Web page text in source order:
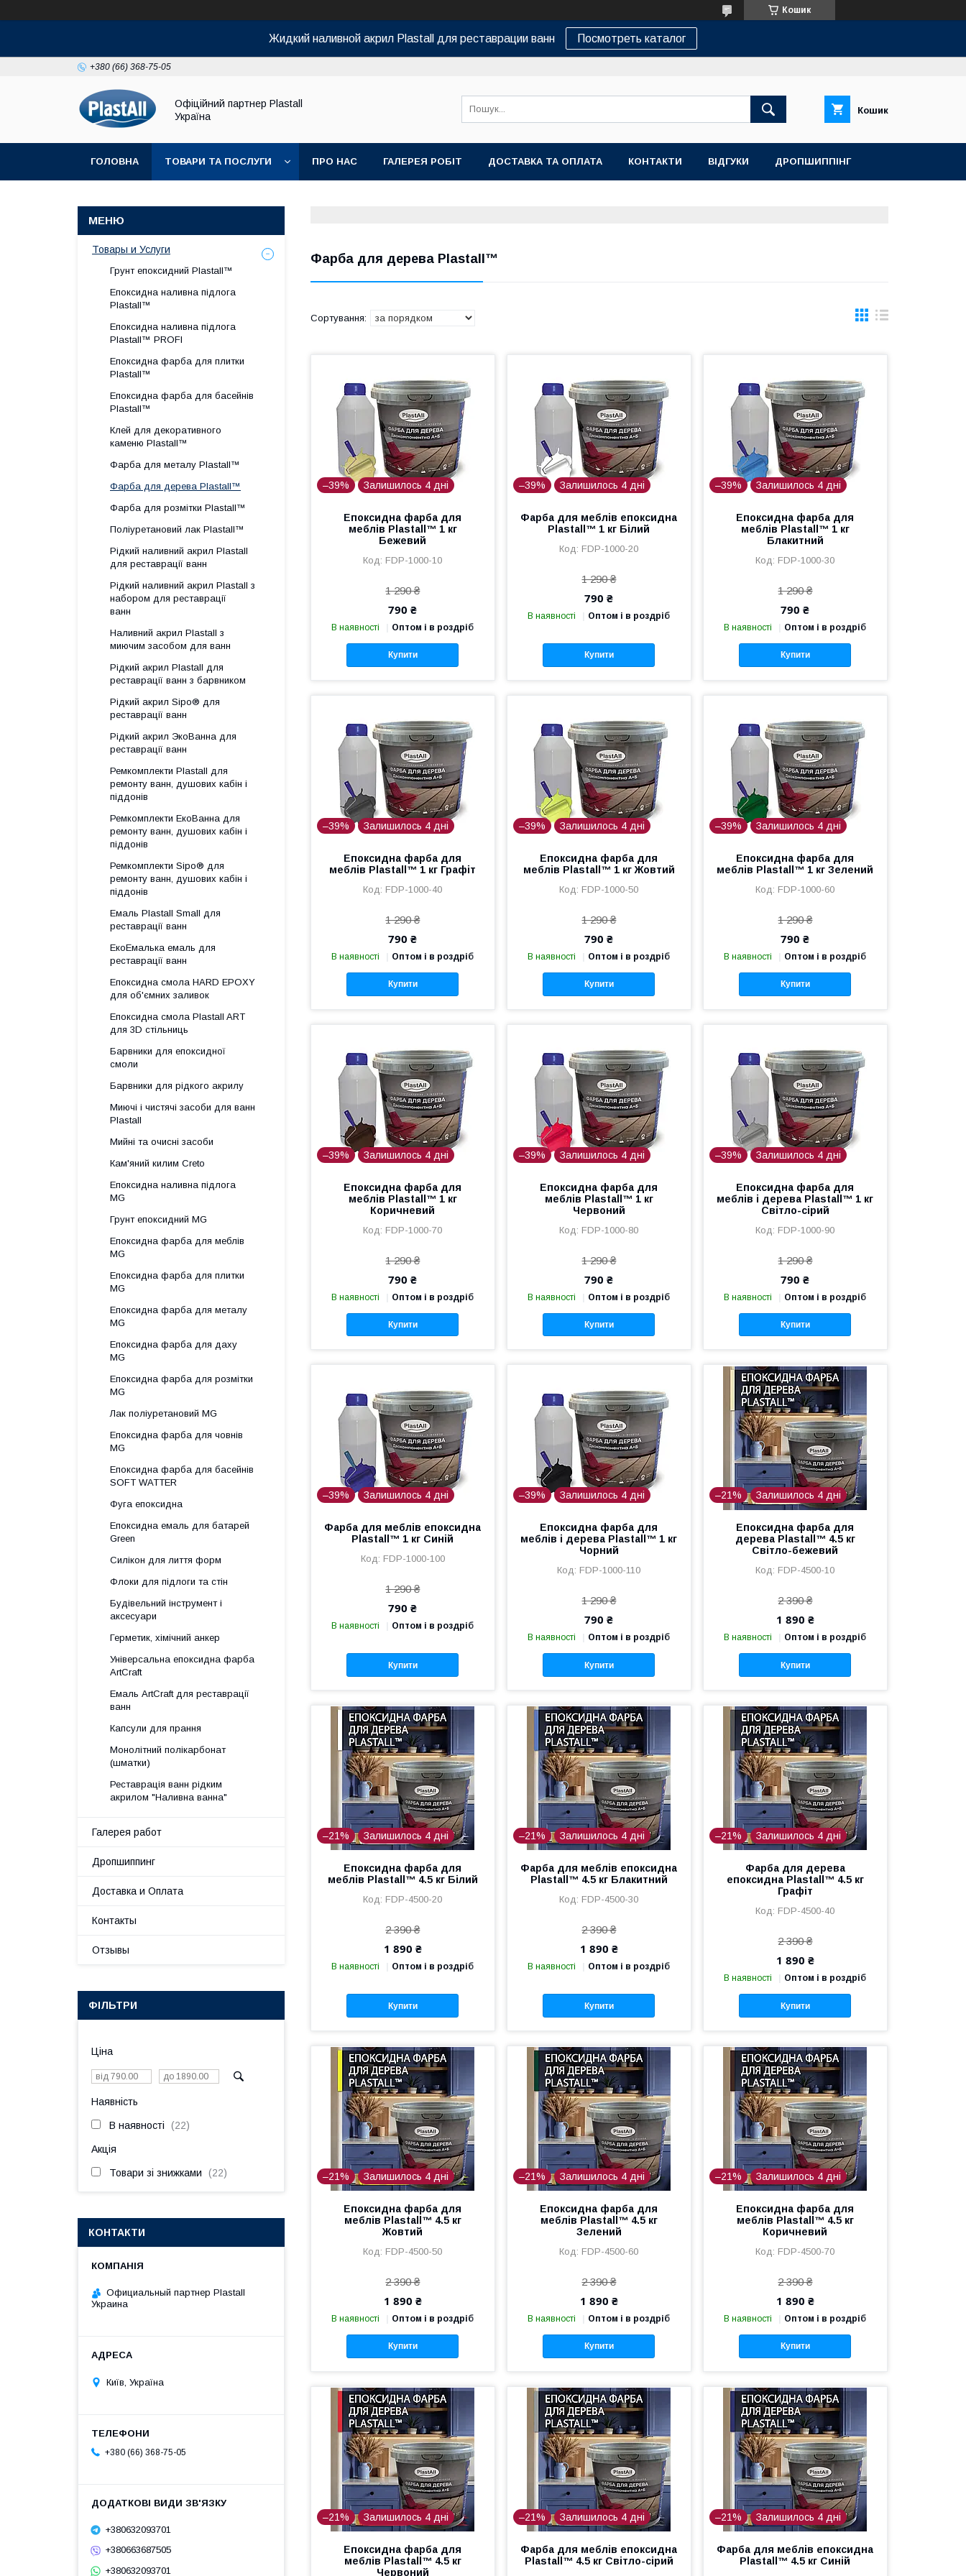
Кошик
Жидкий наливной акрил Plastall для реставрации ванн Посмотреть каталог
+380 (66) 368-75-05
Офіційний партнер Plastall
Україна
Кошик
ГОЛОВНА ТОВАРИ ТА ПОСЛУГИ ПРО НАС ГАЛЕРЕЯ РОБІТ ДОСТАВКА ТА ОПЛАТА КОНТАКТИ ВІДГУКИ ДРОПШИППІНГ
Фарба для дерева Plastall™
–39% Залишилось 4 дні
Епоксидна фарба для
меблів Plastall™ 1 кг
Бежевий
FDP-1000-10
1 290 ₴
790 ₴
В наявності Оптом і в роздріб
Купити
–39% Залишилось 4 дні
Фарба для меблів епоксидна
Plastall™ 1 кг Білий
FDP-1000-20
1 290 ₴
790 ₴
В наявності Оптом і в роздріб
Купити
–39% Залишилось 4 дні
Епоксидна фарба для
меблів Plastall™ 1 кг
Блакитний
FDP-1000-30
1 290 ₴
790 ₴
В наявності Оптом і в роздріб
Купити
–39% Залишилось 4 дні
Епоксидна фарба для
меблів Plastall™ 1 кг Графіт
FDP-1000-40
1 290 ₴
790 ₴
В наявності Оптом і в роздріб
Купити
–39% Залишилось 4 дні
Епоксидна фарба для
меблів Plastall™ 1 кг Жовтий
FDP-1000-50
1 290 ₴
790 ₴
В наявності Оптом і в роздріб
Купити
–39% Залишилось 4 дні
Епоксидна фарба для
меблів Plastall™ 1 кг Зелений
FDP-1000-60
1 290 ₴
790 ₴
В наявності Оптом і в роздріб
Купити
–39% Залишилось 4 дні
Епоксидна фарба для
меблів Plastall™ 1 кг
Коричневий
FDP-1000-70
1 290 ₴
790 ₴
В наявності Оптом і в роздріб
Купити
–39% Залишилось 4 дні
Епоксидна фарба для
меблів Plastall™ 1 кг
Червоний
FDP-1000-80
1 290 ₴
790 ₴
В наявності Оптом і в роздріб
Купити
–39% Залишилось 4 дні
Епоксидна фарба для
меблів і дерева Plastall™ 1 кг
Світло-сірий
FDP-1000-90
1 290 ₴
790 ₴
В наявності Оптом і в роздріб
Купити
–39% Залишилось 4 дні
Фарба для меблів епоксидна
Plastall™ 1 кг Синій
FDP-1000-100
1 290 ₴
790 ₴
В наявності Оптом і в роздріб
Купити
–39% Залишилось 4 дні
Епоксидна фарба для
меблів і дерева Plastall™ 1 кг
Чорний
FDP-1000-110
1 290 ₴
790 ₴
В наявності Оптом і в роздріб
Купити
–21% Залишилось 4 дні
Епоксидна фарба для
дерева Plastall™ 4.5 кг
Світло-бежевий
FDP-4500-10
2 390 ₴
1 890 ₴
В наявності Оптом і в роздріб
Купити
–21% Залишилось 4 дні
Епоксидна фарба для
меблів Plastall™ 4.5 кг Білий
FDP-4500-20
2 390 ₴
1 890 ₴
В наявності Оптом і в роздріб
Купити
–21% Залишилось 4 дні
Фарба для меблів епоксидна
Plastall™ 4.5 кг Блакитний
FDP-4500-30
2 390 ₴
1 890 ₴
В наявності Оптом і в роздріб
Купити
–21% Залишилось 4 дні
Фарба для дерева
епоксидна Plastall™ 4.5 кг
Графіт
FDP-4500-40
2 390 ₴
1 890 ₴
В наявності Оптом і в роздріб
Купити
–21% Залишилось 4 дні
Епоксидна фарба для
меблів Plastall™ 4.5 кг
Жовтий
FDP-4500-50
2 390 ₴
1 890 ₴
В наявності Оптом і в роздріб
Купити
–21% Залишилось 4 дні
Епоксидна фарба для
меблів Plastall™ 4.5 кг
Зелений
FDP-4500-60
2 390 ₴
1 890 ₴
В наявності Оптом і в роздріб
Купити
–21% Залишилось 4 дні
Епоксидна фарба для
меблів Plastall™ 4.5 кг
Коричневий
FDP-4500-70
2 390 ₴
1 890 ₴
В наявності Оптом і в роздріб
Купити
–21% Залишилось 4 дні
Епоксидна фарба для
меблів Plastall™ 4.5 кг
Червоний
–21% Залишилось 4 дні
Фарба для меблів епоксидна
Plastall™ 4.5 кг Світло-сірий
–21% Залишилось 4 дні
Фарба для меблів епоксидна
Plastall™ 4.5 кг Синій
Товары и Услуги
Грунт епоксидний Plastall™
Епоксидна наливна підлога
Plastall™
Епоксидна наливна підлога
Plastall™ PROFI
Епоксидна фарба для плитки
Plastall™
Епоксидна фарба для басейнів
Plastall™
Клей для декоративного
каменю Plastall™
Фарба для металу Plastall™
Фарба для дерева Plastall™
Фарба для розмітки Plastall™
Поліуретановий лак Plastall™
Рідкий наливний акрил Plastall
для реставрації ванн
Рідкий наливний акрил Plastall з
набором для реставрації
ванн
Наливний акрил Plastall з
миючим засобом для ванн
Рідкий акрил Plastall для
реставрації ванн з барвником
Рідкий акрил Sipo® для
реставрації ванн
Рідкий акрил ЭкоВанна для
реставрації ванн
Ремкомплекти Plastall для
ремонту ванн, душових кабін і
піддонів
Ремкомплекти ЕкоВанна для
ремонту ванн, душових кабін і
піддонів
Ремкомплекти Sipo® для
ремонту ванн, душових кабін і
піддонів
Емаль Plastall Small для
реставрації ванн
ЕкоЕмалька емаль для
реставрації ванн
Епоксидна смола HARD EPOXY
для об'ємних заливок
Епоксидна смола Plastall ART
для 3D стільниць
Барвники для епоксидної
смоли
Барвники для рідкого акрилу
Миючі і чистячі засоби для ванн
Plastall
Мийні та очисні засоби
Кам'яний килим Creto
Епоксидна наливна підлога
MG
Грунт епоксидний MG
Епоксидна фарба для меблів
MG
Епоксидна фарба для плитки
MG
Епоксидна фарба для металу
MG
Епоксидна фарба для даху
MG
Епоксидна фарба для розмітки
MG
Лак поліуретановий MG
Епоксидна фарба для човнів
MG
Епоксидна фарба для басейнів
SOFT WATTER
Фуга епоксидна
Епоксидна емаль для батарей
Green
Силікон для лиття форм
Флоки для підлоги та стін
Будівельний інструмент і
аксесуари
Герметик, хімічний анкер
Універсальна епоксидна фарба
ArtCraft
Емаль ArtCraft для реставрації
ванн
Капсули для прання
Монолітний полікарбонат
(шматки)
Реставрація ванн рідким
акрилом "Наливна ванна"
Галерея работ
Дропшиппинг
Доставка и Оплата
Контакты
Отзывы
ФІЛЬТРИ
Ціна
Наявність
В наявності 22
Акція
Товари зі знижками 22
КОНТАКТИ
Официальный партнер Plastall
Украина
Київ, Україна
+380 (66) 368-75-05
+380632093701
+380663687505
+380632093701